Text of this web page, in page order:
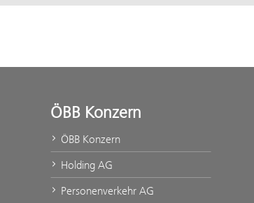
ÖBB Konzern
ÖBB Konzern
Holding AG
Personenverkehr AG